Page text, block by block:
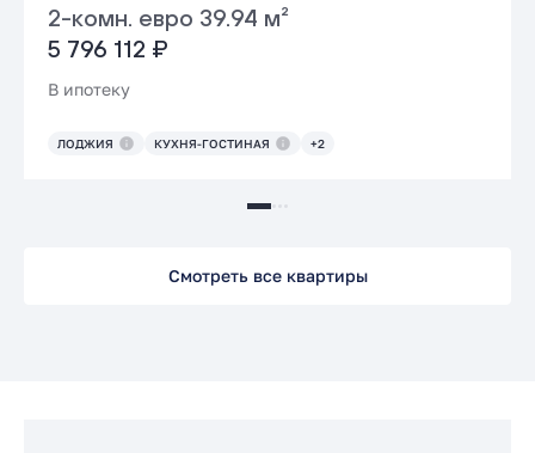
2-комн. евро 39.94 м²
5 796 112 ₽
В ипотеку
ЛОДЖИЯ КУХНЯ-ГОСТИНАЯ +2
Смотреть все квартиры